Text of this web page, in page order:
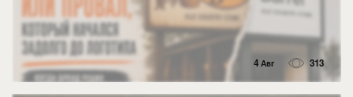
4 Авг 313